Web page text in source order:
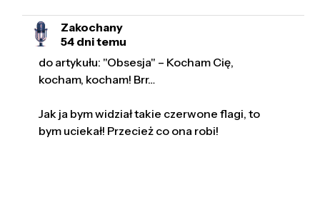
Zakochany
54 dni temu
do artykułu: "Obsesja" – Kocham Cię,
kocham, kocham! Brr…
Jak ja bym widział takie czerwone flagi, to
bym uciekał! Przecież co ona robi!